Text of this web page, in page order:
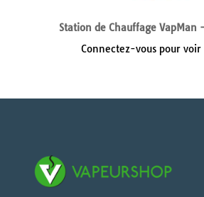
Station de Chauffage VapMan
Connectez-vous pour voir